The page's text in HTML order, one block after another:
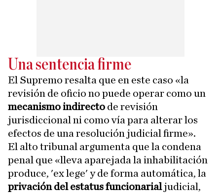
Una sentencia firme
El Supremo resalta que en este caso «la
revisión de oficio no puede operar como un
mecanismo indirecto de revisión
jurisdiccional ni como vía para alterar los
efectos de una resolución judicial firme».
El alto tribunal argumenta que la condena
penal que «lleva aparejada la inhabilitación
produce, 'ex lege' y de forma automática, la
privación del estatus funcionarialjudicial,